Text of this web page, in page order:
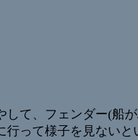
て、フェンダー(船
って様子を見ない